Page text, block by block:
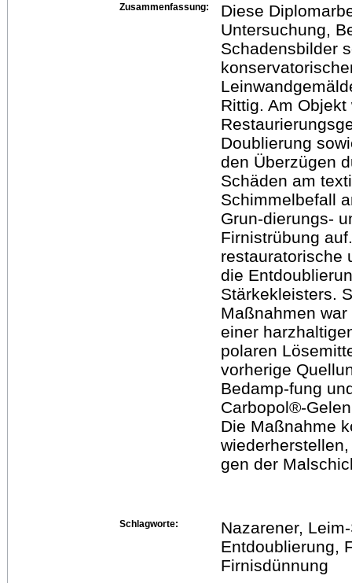
Zusammenfassung:
Diese
Untersuchung,
Schadensbilder
Rittig. Am
Doublierung
den Überzügen
Schäden am
Schimmelbefall
Grun-dierungs-
Firnistrübung
restauratorische
die
Stärkekleisters.
Maßnahmen
einer
polaren
vorherige
Bedamp-fung
Carbopol®-
Die Maßnahme
gen der
Schlagworte:
Nazarener,
Entdoublierung,
Firnisdünnung